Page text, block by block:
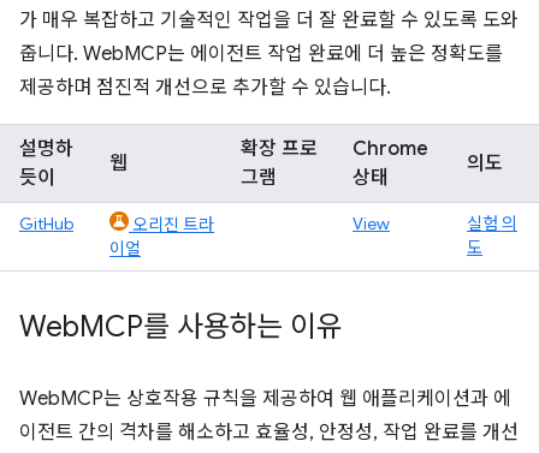
가 매우 복잡하고 기술적인 작업을 더 잘 완료할 수 있도록 도와
줍니다. WebMCP는 에이전트 작업 완료에 더 높은 정확도를
제공하며 점진적 개선으로 추가할 수 있습니다.
설명하
듯이
웹
확장 프로
그램
Chrome
상태
의도
GitHub
오리진 트라
이얼
View
실험 의
도
WebMCP를 사용하는 이유
WebMCP는 상호작용 규칙을 제공하여 웹 애플리케이션과 에
이전트 간의 격차를 해소하고 효율성, 안정성, 작업 완료를 개선